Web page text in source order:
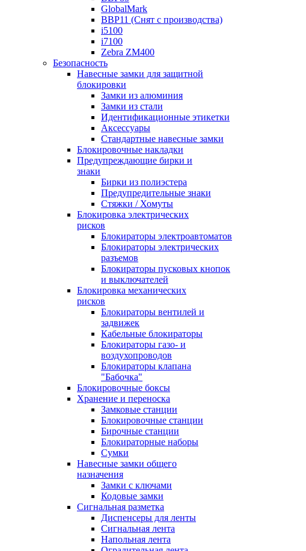
GlobalMark
BBP11 (Снят с производства)
i5100
i7100
Zebra ZM400
Безопасность
Навесные замки для защитной
блокировки
Замки из алюминия
Замки из стали
Идентификационные этикетки
Аксессуары
Стандартные навесные замки
Блокировочные накладки
Предупреждающие бирки и
знаки
Бирки из полиэстера
Предупредительные знаки
Стяжки / Хомуты
Блокировка электрических
рисков
Блокираторы электроавтоматов
Блокираторы электрических
разъемов
Блокираторы пусковых кнопок
и выключателей
Блокировка механических
рисков
Блокираторы вентилей и
задвижек
Кабельные блокираторы
Блокираторы газо- и
воздухопроводов
Блокираторы клапана
"Бабочка"
Блокировочные боксы
Хранение и переноска
Замковые станции
Блокировочные станции
Бирочные станции
Блокираторные наборы
Сумки
Навесные замки общего
назначения
Замки с ключами
Кодовые замки
Сигнальная разметка
Диспенсеры для ленты
Сигнальная лента
Напольная лента